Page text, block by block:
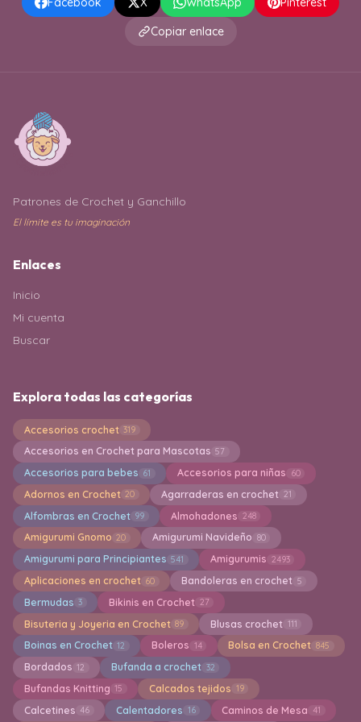
Copiar enlace
Patrones de Crochet y Ganchillo
El límite es tu imaginación
Enlaces
Inicio
Mi cuenta
Buscar
Explora todas las categorías
Accesorios crochet 319
Accesorios en Crochet para Mascotas 57
Accesorios para bebes 61 Accesorios para niñas 60
Adornos en Crochet 20 Agarraderas en crochet 21
Alfombras en Crochet 99 Almohadones 248
Amigurumi Gnomo 20 Amigurumi Navideño 80
Amigurumi para Principiantes 541 Amigurumis 2493
Aplicaciones en crochet 60 Bandoleras en crochet 5
Bermudas 3 Bikinis en Crochet 27
Bisuteria y Joyeria en Crochet 89 Blusas crochet 111
Boinas en Crochet 12 Boleros 14 Bolsa en Crochet 845
Bordados 12 Bufanda a crochet 32
Bufandas Knitting 15 Calcados tejidos 19
Calcetines 46 Calentadores 16 Caminos de Mesa 41